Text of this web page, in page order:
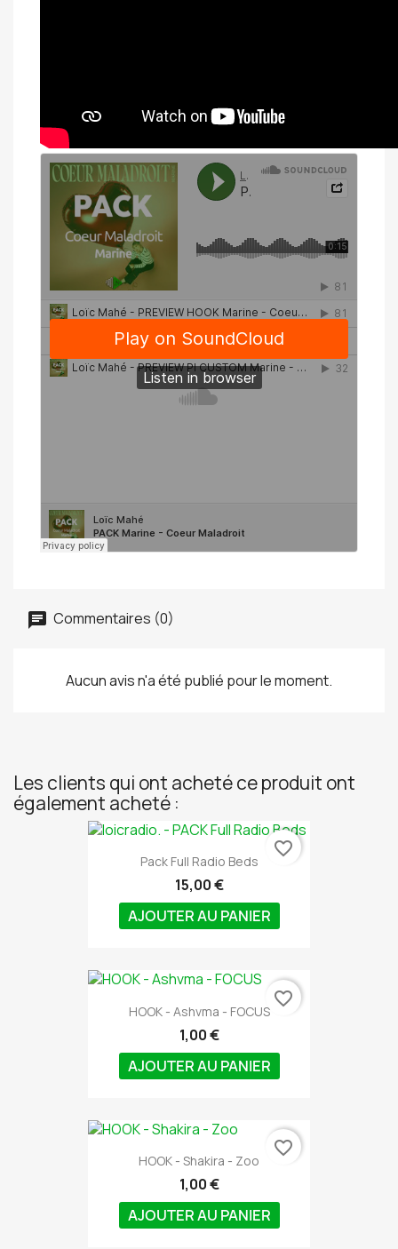
Commentaires (0)
Aucun avis n'a été publié pour le moment.
Les clients qui ont acheté ce produit ont
également acheté :
Pack Full Radio Beds
15,00 €
AJOUTER AU PANIER
favorite_border
HOOK - Ashvma - FOCUS
1,00 €
AJOUTER AU PANIER
favorite_border
HOOK - Shakira - Zoo
1,00 €
AJOUTER AU PANIER
favorite_border